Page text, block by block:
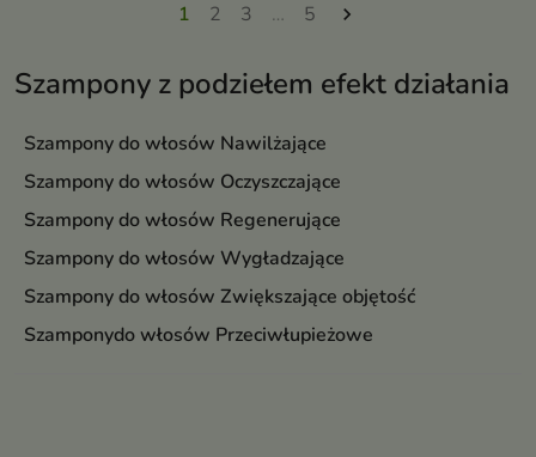
Szampony z podziełem efekt działania
Szampony do włosów Nawilżające
Szampony do włosów Oczyszczające
Szampony do włosów Regenerujące
Szampony do włosów Wygładzające
Szampony do włosów Zwiększające objętość
Szamponydo włosów Przeciwłupieżowe
1 2 3 … 5 